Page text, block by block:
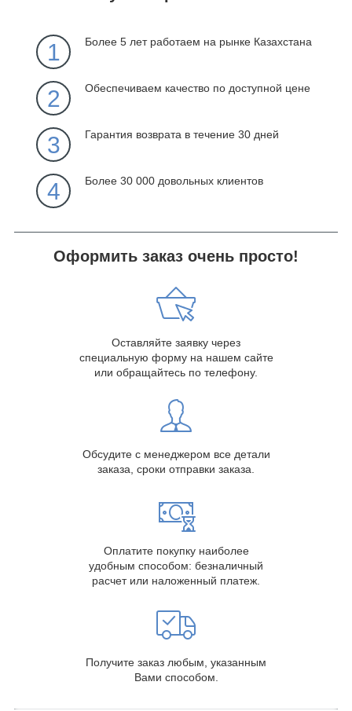
1 Более 5 лет работаем на рынке Казахстана
2 Обеспечиваем качество по доступной цене
3 Гарантия возврата в течение 30 дней
4 Более 30 000 довольных клиентов
Оформить заказ очень просто!
Оставляйте заявку через
специальную форму на нашем сайте
или обращайтесь по телефону.
Обсудите с менеджером все детали
заказа, сроки отправки заказа.
Оплатите покупку наиболее
удобным способом: безналичный
расчет или наложенный платеж.
Получите заказ любым, указанным
Вами способом.